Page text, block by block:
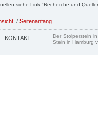
siehe Link "Recherche und
/ Seitenanfang
KONTAKT
Der Stolperstein
Stein in Hamburg